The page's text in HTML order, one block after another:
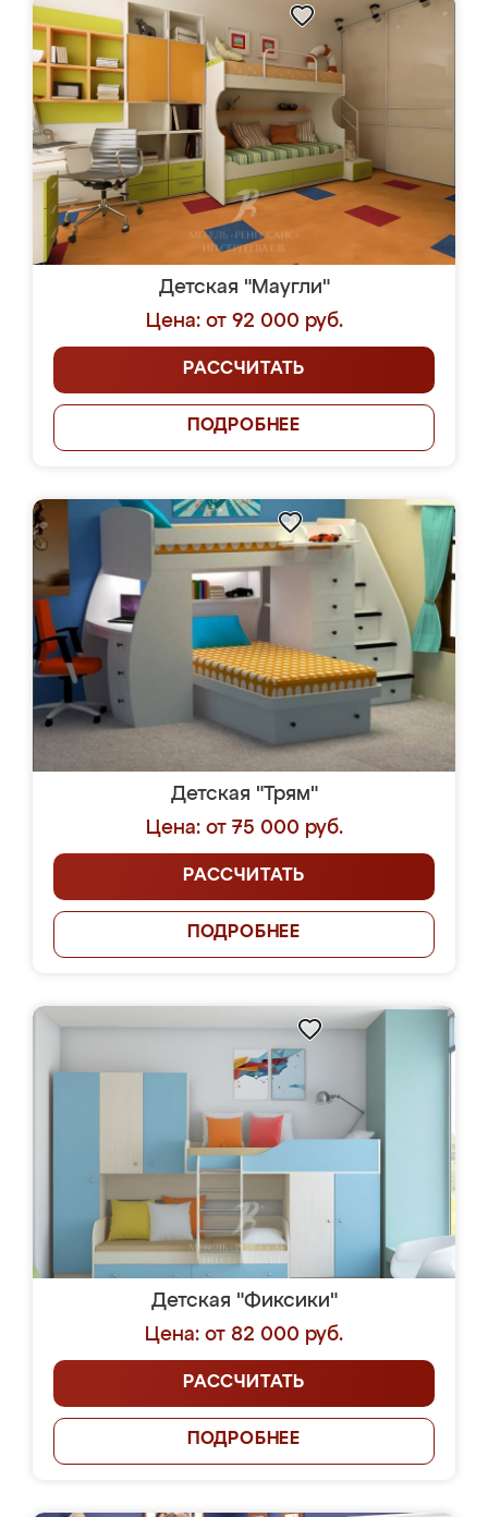
Детская "Маугли"
Цена: от 92 000 руб.
РАССЧИТАТЬ
ПОДРОБНЕЕ
Детская "Трям"
Цена: от 75 000 руб.
РАССЧИТАТЬ
ПОДРОБНЕЕ
Детская "Фиксики"
Цена: от 82 000 руб.
РАССЧИТАТЬ
ПОДРОБНЕЕ